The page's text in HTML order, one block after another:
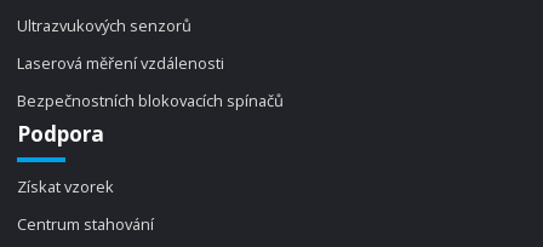
Ultrazvukových senzorů
Laserová měření vzdálenosti
Bezpečnostních blokovacích spínačů
Podpora
Získat vzorek
Centrum stahování